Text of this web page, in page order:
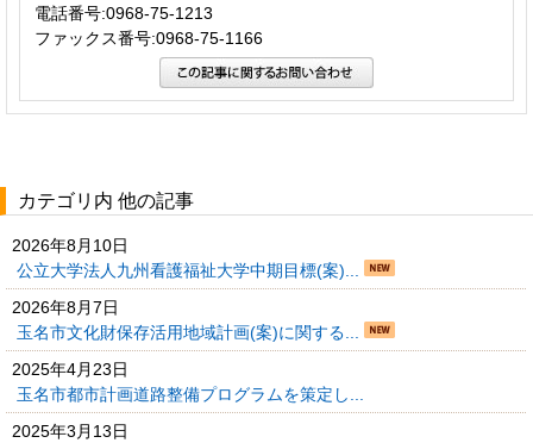
電話番号:0968-75-1213
ファックス番号:0968-75-1166
カテゴリ内 他の記事
2026年8月10日
公立大学法人九州看護福祉大学中期目標(案)...
2026年8月7日
玉名市文化財保存活用地域計画(案)に関する...
2025年4月23日
玉名市都市計画道路整備プログラムを策定し...
2025年3月13日